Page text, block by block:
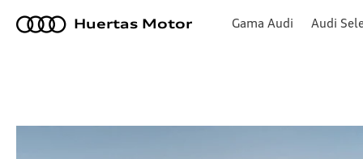
a Huertas Motor Gama Audi Audi